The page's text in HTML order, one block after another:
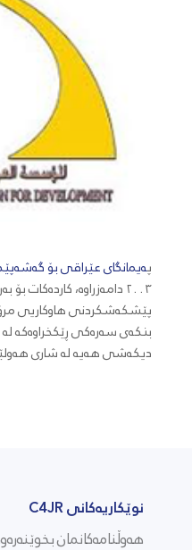
پەیمانگای عێراقی بۆ
٢٠٠٣ دامەزراوە، کاردەکات
پێشکەشکردنی هاوکاریی
بنکەی سەرەکی ڕێکخراوەکە
دیکەشی هەیە لە شاری
نوێکاریەکانی C4JR
هەوڵنامەکانمان